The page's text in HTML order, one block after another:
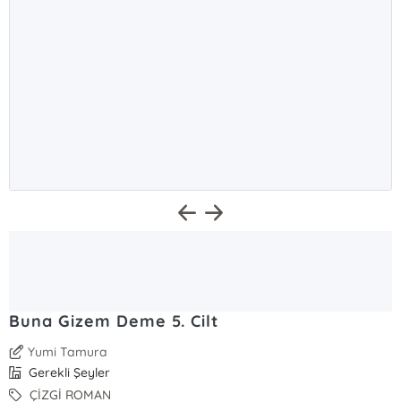
Buna Gizem Deme 5. Cilt
Yumi Tamura
Gerekli Şeyler
ÇİZGİ ROMAN